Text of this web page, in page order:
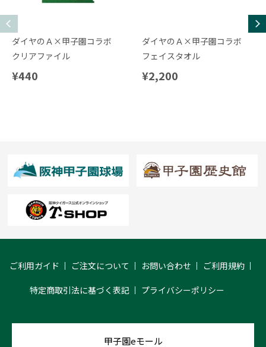
ダイヤのＡ×甲子園コラボ
クリアファイル
¥440
ダイヤのＡ×甲子園コラボ
フェイスタオル
¥2,200
ご利用ガイド ご注文について お問い合わせ ご利用規約
特定商取引法に基づく表記 プライバシーポリシー
甲子園eモール